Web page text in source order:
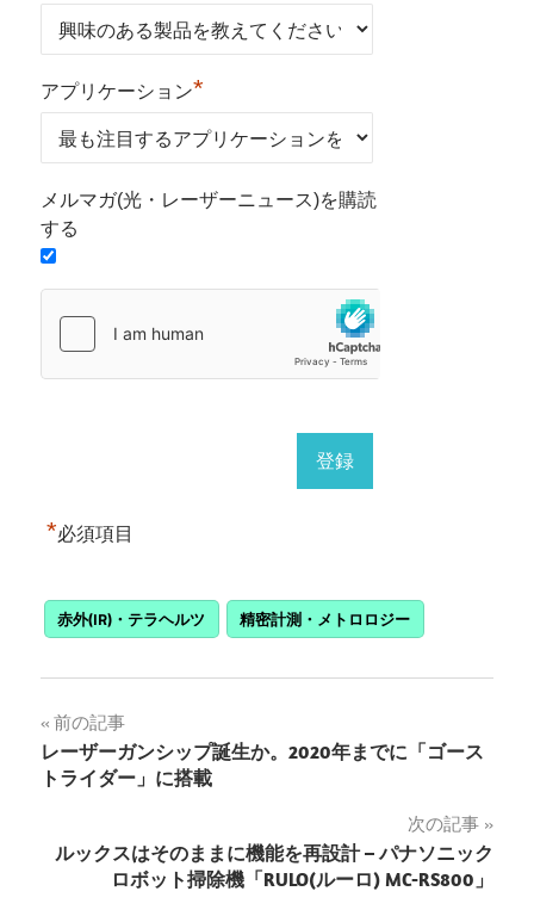
アプリケーション*
メルマガ(光・レーザーニュース)を購読
する
*必須項目
赤外(IR)・テラヘルツ 精密計測・メトロロジー
投
稿
ビ
前の記事
レーザーガンシップ誕生か。2020年までに「ゴース
トライダー」に搭載
次の記事
ルックスはそのままに機能を再設計 – パナソニック
ロボット掃除機「RULO(ルーロ) MC-RS800」